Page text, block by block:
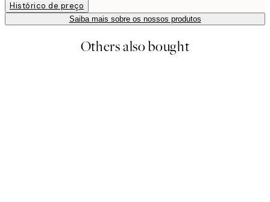
Histórico de preço
Saiba mais sobre os nossos produtos
Others also bought